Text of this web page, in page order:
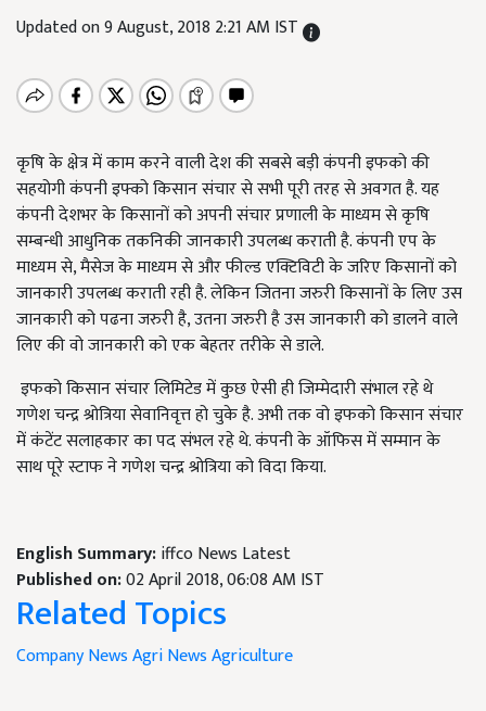
Updated on 9 August, 2018 2:21 AM IST
कृषि के क्षेत्र में काम करने वाली देश की सबसे बड़ी कंपनी इफको की
सहयोगी कंपनी इफ्को किसान संचार से सभी पूरी तरह से अवगत है. यह
कंपनी देशभर के किसानों को अपनी संचार प्रणाली के माध्यम से कृषि
सम्बन्धी आधुनिक तकनिकी जानकारी उपलब्ध कराती है. कंपनी एप के
माध्यम से, मैसेज के माध्यम से और फील्ड एक्टिविटी के जरिए किसानों को
जानकारी उपलब्ध कराती रही है. लेकिन जितना जरुरी किसानों के लिए उस
जानकारी को पढना जरुरी है, उतना जरुरी है उस जानकारी को डालने वाले
लिए की वो जानकारी को एक बेहतर तरीके से डाले.
इफको किसान संचार लिमिटेड में कुछ ऐसी ही जिम्मेदारी संभाल रहे थे
गणेश चन्द्र श्रोत्रिया सेवानिवृत्त हो चुके है. अभी तक वो इफको किसान संचार
में कंटेंट सलाहकार का पद संभल रहे थे. कंपनी के ऑफिस में सम्मान के
साथ पूरे स्टाफ ने गणेश चन्द्र श्रोत्रिया को विदा किया.
English Summary:iffco News Latest
Published on:02 April 2018, 06:08 AM IST
Related Topics
Company NewsAgri NewsAgriculture